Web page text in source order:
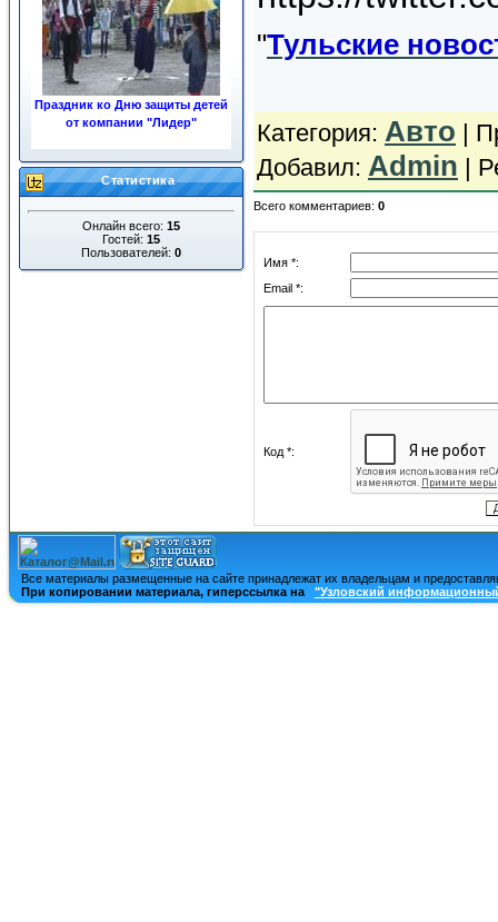
Праздник ко Дню защиты детей
от компании "Лидер"
Статистика
Онлайн всего: 15
Гостей: 15
Пользователей: 0
"Тульские
Категория: Авто |
Добавил: Admin |
Всего комментариев: 0
Имя *:
Email *:
Код *:
Все материалы размещенные на сайте принадлежат их владельцам и
При копировании материала, гиперссылка на
"Узловский